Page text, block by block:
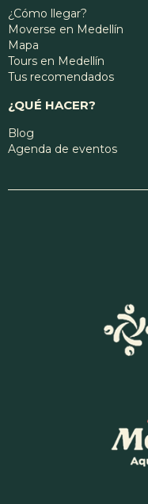
¿Cómo llegar?
Moverse en Medellín
Mapa
Tours en Medellín
Tus recomendados
¿QUÉ HACER?
Blog
Agenda de eventos